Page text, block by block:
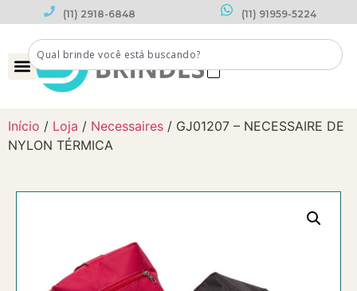
(11) 2918-6848 (11) 91959-5224
Início / Loja / Necessaires / GJ01207 – NECESSAIRE DE
NYLON TÉRMICA